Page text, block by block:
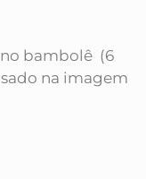
bambolê (6
na imagem